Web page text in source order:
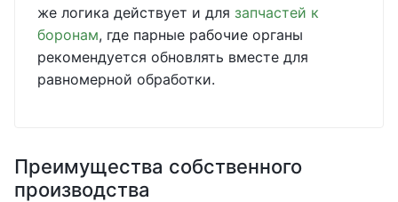
же логика действует и для запчастей к
боронам, где парные рабочие органы
рекомендуется обновлять вместе для
равномерной обработки.
Преимущества собственного
производства